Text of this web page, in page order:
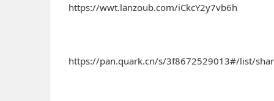
https://wwt.lanzoub.com/iCkcY2y7vb6h
https://pan.quark.cn/s/3f8672529013#/list/